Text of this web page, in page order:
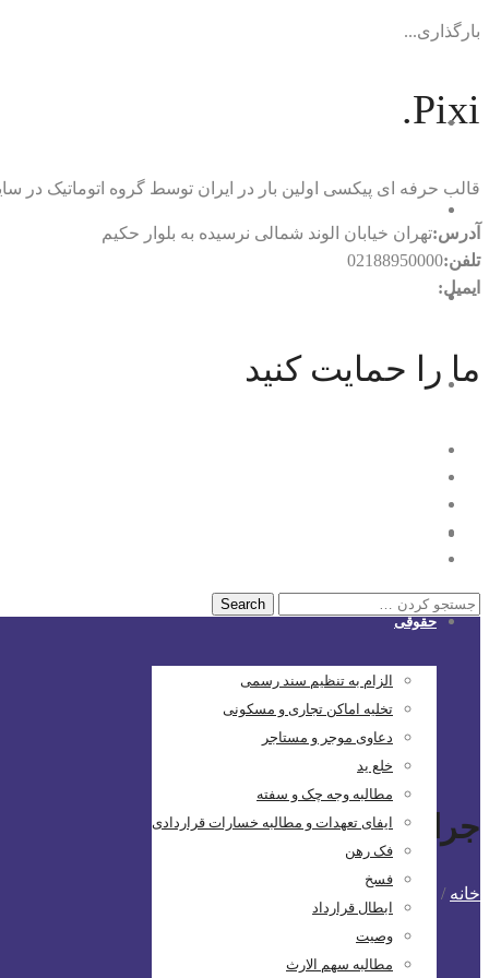
بارگذاری...
حقوقی
الزام به تنظیم سند رسمی
تخلیه اماکن تجاری و مسکونی
دعاوی موجر و مستاجر
خلع ید
مطالبه وجه چک و سفته
ایفای تعهدات و مطالبه خسارات قراردادی
فک رهن
فسخ
ابطال قرارداد
وصیت
مطالبه سهم الارث
Pixi.
قالب حرفه ای پیکسی اولین بار در ایران توسط گروه
آدرس:تهران خیابان الوند شمالی نرسیده به بلوار حکیم
تلفن:02188950000
ایمیل:
ما را حمایت کنید
جرایم پزشکی
خانه / پست های برچسب شده: جرایم پزشکی